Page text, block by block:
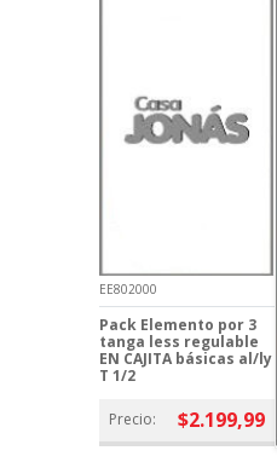
EE802000
Pack Elemento por 3
tanga less regulable
EN CAJITA básicas al/ly
T 1/2
Precio: $2.199,99